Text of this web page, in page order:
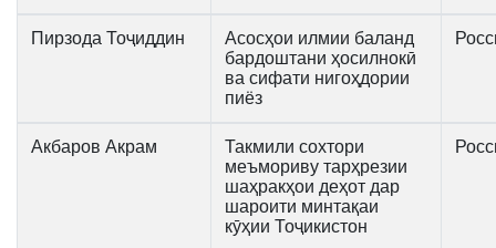
Пирзода Тоҷиддин
Асосҳои илмии баланд
бардоштани ҳосилнокӣ
ва сифати нигоҳдории
пиёз
Акбаров Акрам
Такмили сохтори
меъмориву тарҳрезии
шаҳракҳои деҳот дар
шароити минтақаи
кӯҳии Тоҷикистон